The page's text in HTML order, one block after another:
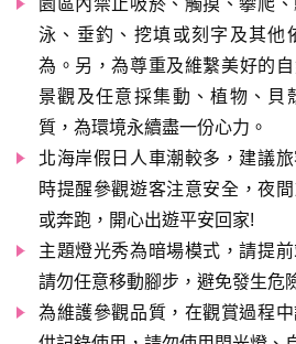
園區內禁止吸菸、觸摸、攀爬
泳、垂釣、挖填或刻字及其他
為。另，為尊重及維繫美好的
景觀及任意採集動、植物、貝
質，為環境永續盡一份心力。
北海岸假日人車潮較多，建議
時提醒參觀遊客注意安全，夜
或奔跑，開心出遊平安回家!
主題燈光秀為暗場模式，請提
請勿任意移動腳步，避免發生危
為維護參觀品質，在觀賞過程